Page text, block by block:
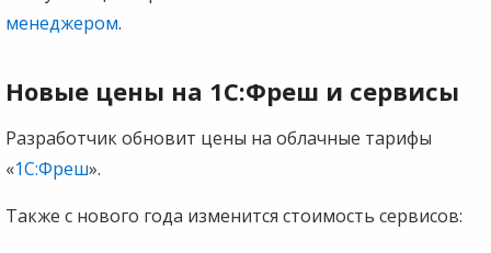
менеджером.
Новые цены на 1С:Фреш и сервисы
Разработчик обновит цены на облачные тарифы
«1С:Фреш».
Также с нового года изменится стоимость сервисов: